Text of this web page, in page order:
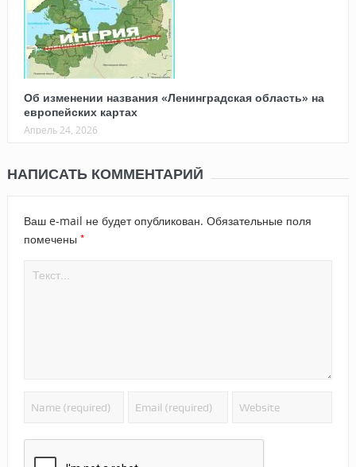
Об изменении названия «Ленинградская область» на
европейских картах
Апрель 24, 2026
НАПИСАТЬ КОММЕНТАРИЙ
Ваш e-mail не будет опубликован. Обязательные поля
помечены *